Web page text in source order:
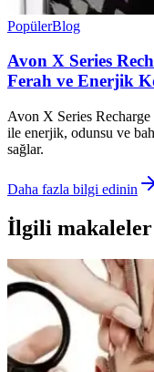
PopülerBlog
Avon X Series
Ferah ve Enerjik
Avon X Series
ile enerjik, odunsu ve
sağlar.
Daha fazla bilgi edinin
İlgili makaleler